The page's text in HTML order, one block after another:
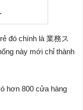
đó chính là 業務ス
này mới chỉ thành
hơn 800 cửa hàng